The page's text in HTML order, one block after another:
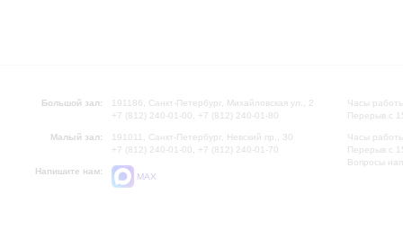
Большой зал:
191186, Санкт-Петербург, Михайловская ул., 2
+7 (812) 240-01-00, +7 (812) 240-01-80
Малый зал:
191011, Санкт-Петербург, Невский пр., 30
+7 (812) 240-01-00, +7 (812) 240-01-70
Напишите нам:
MAX
Часы
Перерыв с
Часы
Перерыв с
Вопросы